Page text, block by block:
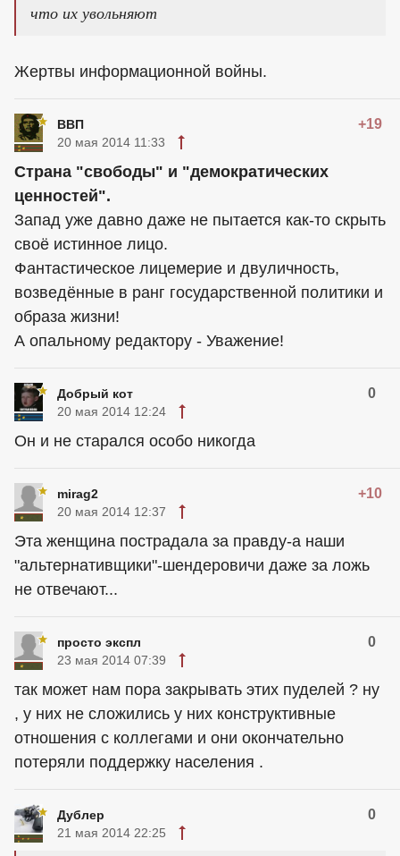
что их увольняют
Жертвы информационной войны.
ВВП +19
20 мая 2014 11:33
Страна "свободы" и "демократических
ценностей".
Запад уже давно даже не пытается как-то скрыть
своё истинное лицо.
Фантастическое лицемерие и двуличность,
возведённые в ранг государственной политики и
образа жизни!
А опальному редактору - Уважение!
Добрый кот 0
20 мая 2014 12:24
Он и не старался особо никогда
mirag2 +10
20 мая 2014 12:37
Эта женщина пострадала за правду-а наши
"альтернативщики"-шендеровичи даже за ложь
не отвечают...
просто экспл 0
23 мая 2014 07:39
так может нам пора закрывать этих пуделей ? ну
, у них не сложились у них конструктивные
отношения с коллегами и они окончательно
потеряли поддержку населения .
Дублер 0
21 мая 2014 22:25